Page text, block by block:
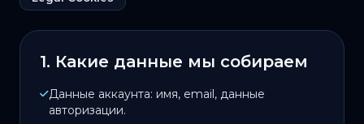
1. Какие данные мы собираем
Данные аккаунта: имя, email, данные
авторизации.